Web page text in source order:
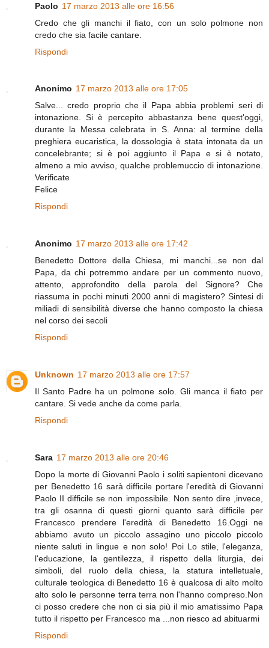
Paolo 17 marzo 2013 alle ore 16:56
Credo che gli manchi il fiato, con un solo polmone non
credo che sia facile cantare.
Rispondi
Anonimo 17 marzo 2013 alle ore 17:05
Salve... credo proprio che il Papa abbia problemi seri di
intonazione. Si è percepito abbastanza bene quest'oggi,
durante la Messa celebrata in S. Anna: al termine della
preghiera eucaristica, la dossologia è stata intonata da un
concelebrante; si è poi aggiunto il Papa e si è notato,
almeno a mio avviso, qualche problemuccio di intonazione.
Verificate
Felice
Rispondi
Anonimo 17 marzo 2013 alle ore 17:42
Benedetto Dottore della Chiesa, mi manchi...se non dal
Papa, da chi potremmo andare per un commento nuovo,
attento, approfondito della parola del Signore? Che
riassuma in pochi minuti 2000 anni di magistero? Sintesi di
miliadi di sensibilità diverse che hanno composto la chiesa
nel corso dei secoli
Rispondi
Unknown 17 marzo 2013 alle ore 17:57
Il Santo Padre ha un polmone solo. Gli manca il fiato per
cantare. Si vede anche da come parla.
Rispondi
Sara 17 marzo 2013 alle ore 20:46
Dopo la morte di Giovanni Paolo i soliti sapientoni dicevano
per Benedetto 16 sarà difficile portare l'eredità di Giovanni
Paolo II difficile se non impossibile. Non sento dire ,invece,
tra gli osanna di questi giorni quanto sarà difficile per
Francesco prendere l'eredità di Benedetto 16.Oggi ne
abbiamo avuto un piccolo assagino uno piccolo piccolo
niente saluti in lingue e non solo! Poi Lo stile, l'eleganza,
l'educazione, la gentilezza, il rispetto della liturgia, dei
simboli, del ruolo della chiesa, la statura intelletuale,
culturale teologica di Benedetto 16 è qualcosa di alto molto
alto solo le personne terra terra non l'hanno compreso.Non
ci posso credere che non ci sia più il mio amatissimo Papa
tutto il rispetto per Francesco ma ...non riesco ad abituarmi
Rispondi